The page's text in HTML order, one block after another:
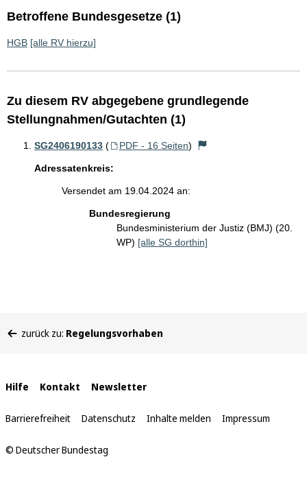
Betroffene Bundesgesetze (1)
HGB [alle RV hierzu]
Zu diesem RV abgegebene grundlegende
Stellungnahmen/Gutachten (1)
SG2406190133 ( PDF - 16 Seiten)
Adressatenkreis:
Versendet am 19.04.2024 an:
Bundesregierung
Bundesministerium der Justiz (BMJ) (20.
WP) [alle SG dorthin]
befinden
zurück zu: Regelungsvorhaben
Interne
Links
Hilfe Kontakt Newsletter
Barrierefreiheit Datenschutz Inhalte melden Impressum
© Deutscher Bundestag